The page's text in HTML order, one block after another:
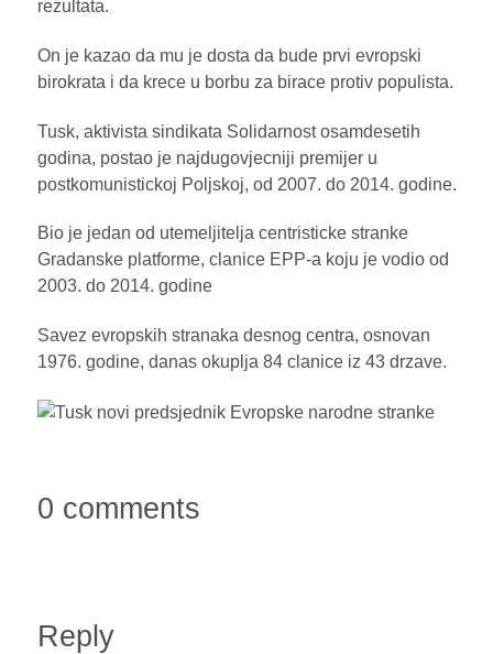
rezultata.
On je kazao da mu je dosta da bude prvi evropski
birokrata i da krece u borbu za birace protiv populista.
Tusk, aktivista sindikata Solidarnost osamdesetih
godina, postao je najdugovjecniji premijer u
postkomunistickoj Poljskoj, od 2007. do 2014. godine.
Bio je jedan od utemeljitelja centristicke stranke
Gradanske platforme, clanice EPP-a koju je vodio od
2003. do 2014. godine
Savez evropskih stranaka desnog centra, osnovan
1976. godine, danas okuplja 84 clanice iz 43 drzave.
0 comments
Reply